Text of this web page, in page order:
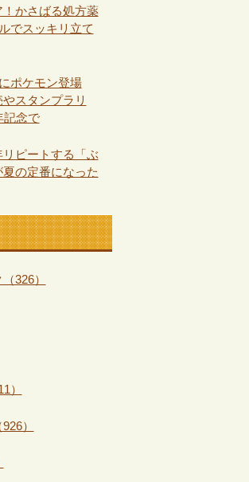
かさばる処方薬
でスッキリ立て
ポケモン登場
スタンプラリ
記念で
ピートする「ぶ
の定番になった
326）
）
）